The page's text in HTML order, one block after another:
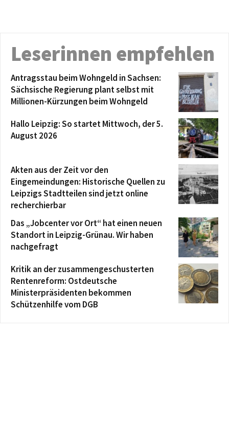
Leserinnen empfehlen
Antragsstau beim Wohngeld in Sachsen:
Sächsische Regierung plant selbst mit
Millionen-Kürzungen beim Wohngeld
Hallo Leipzig: So startet Mittwoch, der 5.
August 2026
Akten aus der Zeit vor den
Eingemeindungen: Historische Quellen zu
Leipzigs Stadtteilen sind jetzt online
recherchierbar
Das „Jobcenter vor Ort“ hat einen neuen
Standort in Leipzig-Grünau. Wir haben
nachgefragt
Kritik an der zusammengeschusterten
Rentenreform: Ostdeutsche
Ministerpräsidenten bekommen
Schützenhilfe vom DGB